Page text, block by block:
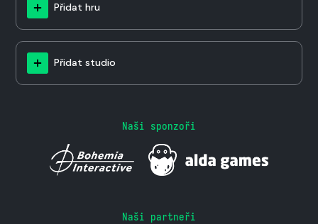
Přidat hru
Přidat studio
Naši sponzoři
Naši partneři